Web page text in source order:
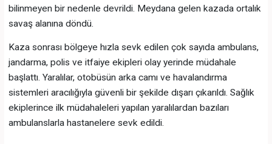
bilinmeyen bir nedenle devrildi. Meydana gelen kazada ortalık
savaş alanına döndü.
Kaza sonrası bölgeye hızla sevk edilen çok sayıda ambulans,
jandarma, polis ve itfaiye ekipleri olay yerinde müdahale
başlattı. Yaralılar, otobüsün arka camı ve havalandırma
sistemleri aracılığıyla güvenli bir şekilde dışarı çıkarıldı. Sağlık
ekiplerince ilk müdahaleleri yapılan yaralılardan bazıları
ambulanslarla hastanelere sevk edildi.